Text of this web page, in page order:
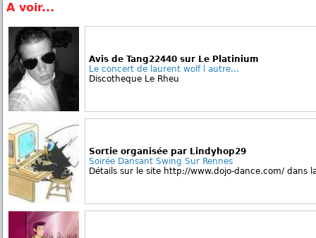
A voir...
Avis de Tang22440 sur Le Platinium
Le concert de laurent wolf l autre...
Discotheque Le Rheu
Sortie organisée par Lindyhop29
Soirée Dansant Swing Sur Rennes
Détails sur le site http://www.dojo-dance.com/ dans